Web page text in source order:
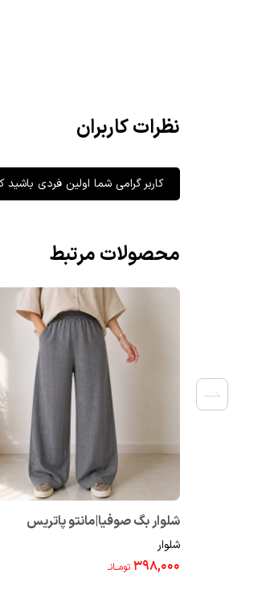
نظرات کاربران
کاربر گرامی شما اولین فردی
محصولات مرتبط
شلوار بگ صوفیا|مانتو پاتریس
شلوار
۳۹۸,۰۰۰ تومــانـ